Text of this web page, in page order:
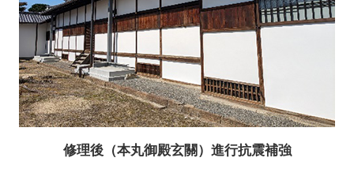
修理後（本丸御殿玄關）進行抗震補強